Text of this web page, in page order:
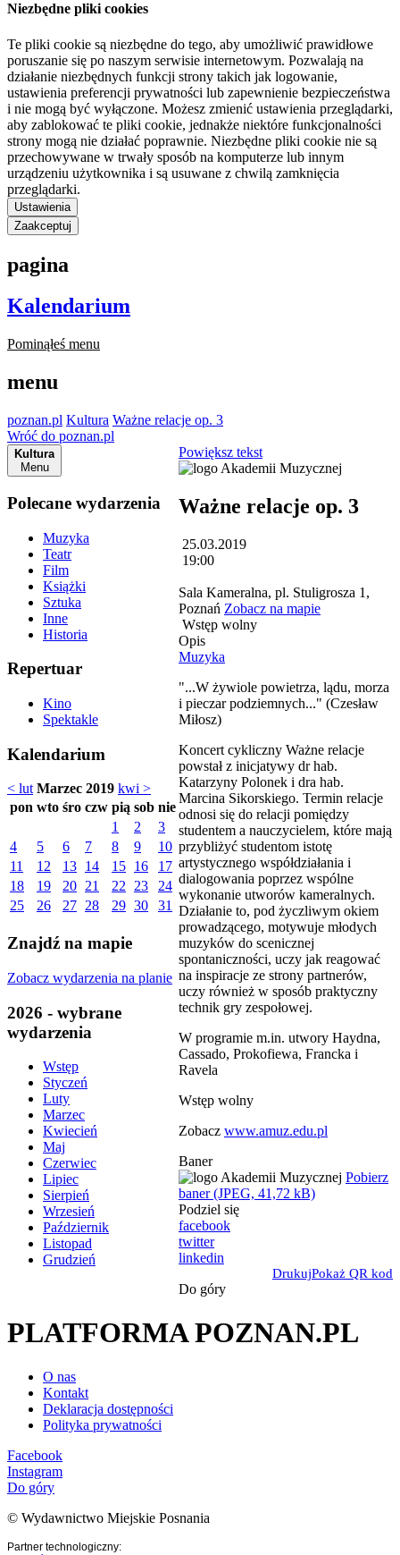
Niezbędne pliki cookies
Te pliki cookie są niezbędne do tego, aby umożliwić prawidłowe
poruszanie się po naszym serwisie internetowym. Pozwalają na
działanie niezbędnych funkcji strony takich jak logowanie,
ustawienia preferencji prywatności lub zapewnienie bezpieczeństwa
i nie mogą być wyłączone. Możesz zmienić ustawienia przeglądarki,
aby zablokować te pliki cookie, jednakże niektóre funkcjonalności
strony mogą nie działać poprawnie. Niezbędne pliki cookie nie są
przechowywane w trwały sposób na komputerze lub innym
urządzeniu użytkownika i są usuwane z chwilą zamknięcia
przeglądarki.
Ustawienia
Zaakceptuj
pagina
Kalendarium
Pominąłeś menu
menu
poznan.pl Kultura Ważne relacje op. 3
Wróć do poznan.pl
Kultura
Menu
Polecane wydarzenia
Muzyka
Teatr
Film
Książki
Sztuka
Inne
Historia
Repertuar
Kino
Spektakle
Kalendarium
< lut Marzec 2019 kwi >
pon wto śro czw pią sob nie
1
2
3
4
5 6 7 8 9
10
11
12 13 14 15 16
17
18
19 20 21 22 23
24
25
26 27 28 29 30 31
Znajdź na mapie
Zobacz wydarzenia na planie
2026 - wybrane
wydarzenia
Wstęp
Styczeń
Luty
Marzec
Kwiecień
Maj
Czerwiec
Lipiec
Sierpień
Wrzesień
Październik
Listopad
Grudzień
Powiększ tekst
Ważne relacje op. 3
25.03.2019
19:00
Sala Kameralna, pl. Stuligrosza 1,
Poznań Zobacz na mapie
Wstęp wolny
Opis
Muzyka
"...W żywiole powietrza, lądu, morza
i pieczar podziemnych..." (Czesław
Miłosz)
Koncert cykliczny Ważne relacje
powstał z inicjatywy dr hab.
Katarzyny Polonek i dra hab.
Marcina Sikorskiego. Termin relacje
odnosi się do relacji pomiędzy
studentem a nauczycielem, które mają
przybliżyć studentom istotę
artystycznego współdziałania i
dialogowania poprzez wspólne
wykonanie utworów kameralnych.
Działanie to, pod życzliwym okiem
prowadzącego, motywuje młodych
muzyków do scenicznej
spontaniczności, uczy jak reagować
na inspiracje ze strony partnerów,
uczy również w sposób praktyczny
technik gry zespołowej.
W programie m.in. utwory Haydna,
Cassado, Prokofiewa, Francka i
Ravela
Wstęp wolny
Zobacz www.amuz.edu.pl
Baner
Pobierz
baner (JPEG, 41,72 kB)
Podziel się
facebook
twitter
linkedin
DrukujPokaż QR kod
Do góry
PLATFORMA POZNAN.PL
O nas
Kontakt
Deklaracja dostępności
Polityka prywatności
Facebook
Instagram
Do góry
© Wydawnictwo Miejskie Posnania
Partner technologiczny: